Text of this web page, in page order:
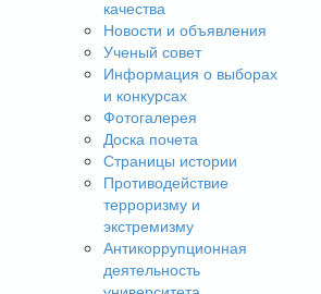
качества
Новости и объявления
Ученый совет
Информация о выборах
и конкурсах
Фотогалерея
Доска почета
Страницы истории
Противодействие
терроризму и
экстремизму
Антикоррупционная
деятельность